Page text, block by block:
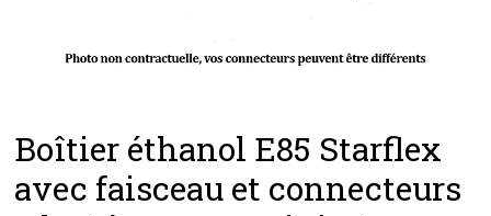
Boîtier éthanol E85 Starflex
avec faisceau et connecteurs